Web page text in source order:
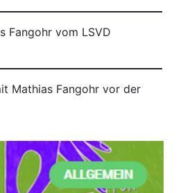
Fangohr vom LSVD
Mathias Fangohr vor der